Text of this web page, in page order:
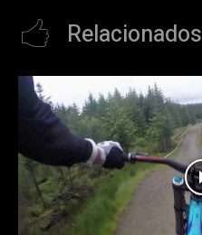
Relacionados